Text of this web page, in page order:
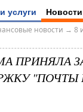
услуги Новости
новости → 8
ПРИНЯЛА
"ПОЧТЫ